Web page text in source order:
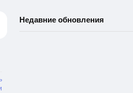
Недавние обновления